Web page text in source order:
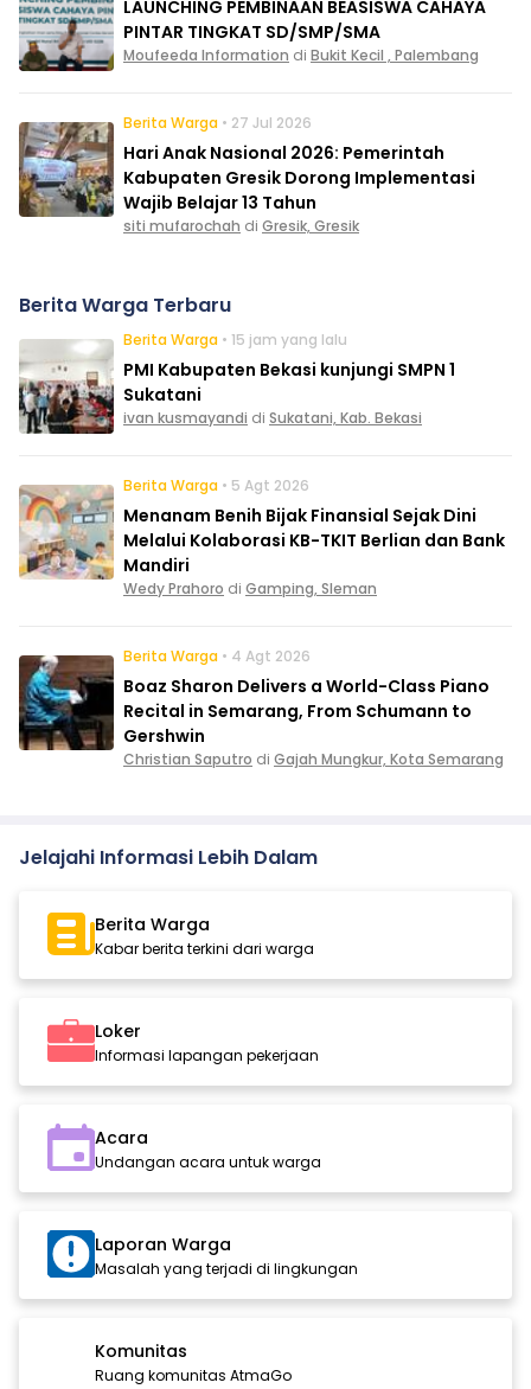
LAUNCHING PEMBINAAN BEASISWA CAHAYA
PINTAR TINGKAT SD/SMP/SMA
Moufeeda Information di Bukit Kecil , Palembang
Berita Warga • 27 Jul 2026
Hari Anak Nasional 2026: Pemerintah
Kabupaten Gresik Dorong Implementasi
Wajib Belajar 13 Tahun
siti mufarochah di Gresik, Gresik
Berita Warga Terbaru
Berita Warga • 15 jam yang lalu
PMI Kabupaten Bekasi kunjungi SMPN 1
Sukatani
ivan kusmayandi di Sukatani, Kab. Bekasi
Berita Warga • 5 Agt 2026
Menanam Benih Bijak Finansial Sejak Dini
Melalui Kolaborasi KB-TKIT Berlian dan Bank
Mandiri
Wedy Prahoro di Gamping, Sleman
Berita Warga • 4 Agt 2026
Boaz Sharon Delivers a World-Class Piano
Recital in Semarang, From Schumann to
Gershwin
Christian Saputro di Gajah Mungkur, Kota Semarang
Jelajahi Informasi Lebih Dalam
Berita Warga
Kabar berita terkini dari warga
Loker
Informasi lapangan pekerjaan
Acara
Undangan acara untuk warga
Laporan Warga
Masalah yang terjadi di lingkungan
Komunitas
Ruang komunitas AtmaGo